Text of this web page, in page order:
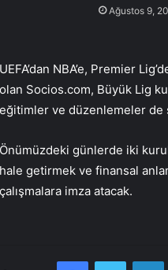
Ağustos 9,
UEFA’dan NBA’e, Premier
olan Socios.com, Büyük Lig
eğitimler ve düzenlemeler de
Önümüzdeki günlerde iki
hale getirmek ve finansal
çalışmalara imza atacak.
FacebookTwitter